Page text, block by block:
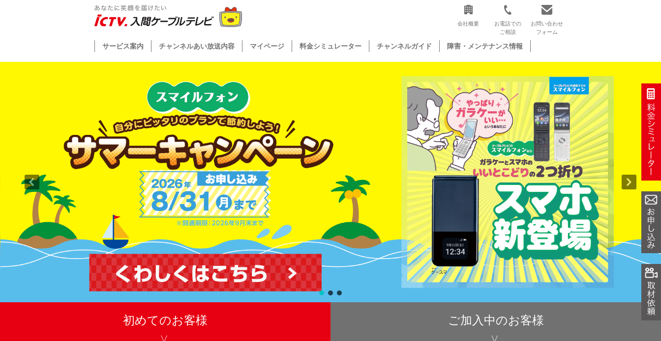
会社概要
お電話での
ご相談
お問い合わせ
フォーム
サービス案内 チャンネルあい放送内容 マイページ 料金シミュレーター チャンネルガイド 障害・メンテナンス情報
初めてのお客様 ご加入中のお客様